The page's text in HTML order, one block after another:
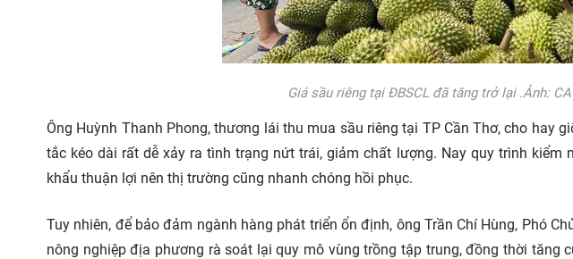
Giá sầu riêng tại ĐBSCL đã tăng trở lại .Ảnh:
Ông Huỳnh Thanh Phong, thương lái thu mua sầu riêng tại TP Cần Thơ, cho hay
tắc kéo dài rất dễ xảy ra tình trạng nứt trái, giảm chất lượng. Nay quy trình kiểm
khẩu thuận lợi nên thị trường cũng nhanh chóng hồi phục.
Tuy nhiên, để bảo đảm ngành hàng phát triển ổn định, ông Trần Chí Hùng, Phó
nông nghiệp địa phương rà soát lại quy mô vùng trồng tập trung, đồng thời tăng